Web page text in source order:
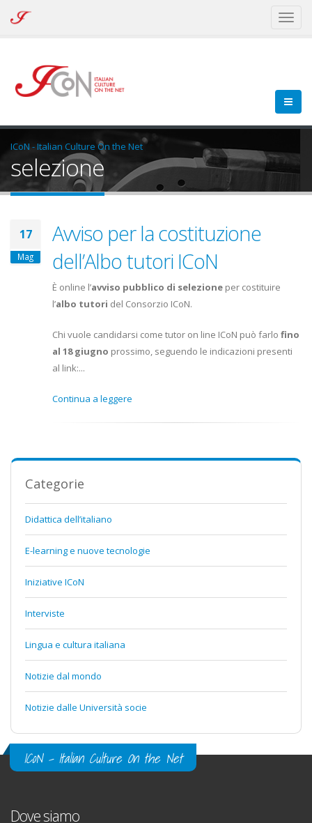
ICoN
On
the
Net
ICoN - Italian Culture On the Net
selezione
17
Mag
Avviso per la costituzione
dell’Albo tutori ICoN
È online l’avviso pubblico di selezione per costituire
l’albo tutori del Consorzio ICoN.
Chi vuole candidarsi come tutor on line ICoN può farlo fino
al 18 giugno prossimo, seguendo le indicazioni presenti
al link:...
Continua a leggere
Categorie
Didattica dell’italiano
E-learning e nuove tecnologie
Iniziative ICoN
Interviste
Lingua e cultura italiana
Notizie dal mondo
Notizie dalle Università socie
ICoN - Italian Culture On the Net
Dove siamo